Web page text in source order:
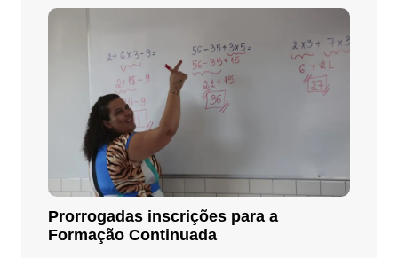
Prorrogadas inscrições para a
Formação Continuada